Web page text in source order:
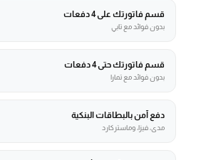
قسم فاتورتك على 4 دفعات
بدون فوائد مع تابي
قسم فاتورتك حتى 4 دفعات
بدون فوائد مع تمارا
دفع آمن بالبطاقات البنكية
مدى، فيزا، وماستركارد